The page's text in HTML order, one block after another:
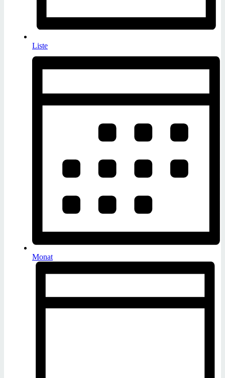
Liste
Monat